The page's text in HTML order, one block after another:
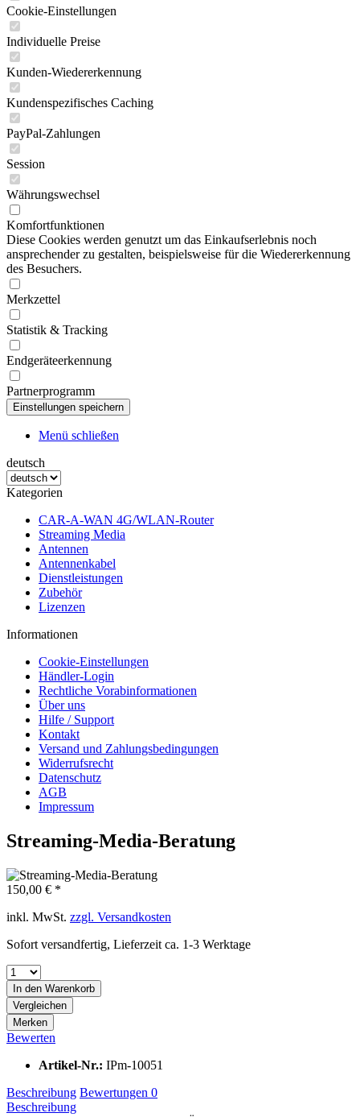
Cookie-Einstellungen
Individuelle Preise
Kunden-Wiedererkennung
Kundenspezifisches Caching
PayPal-Zahlungen
Session
Währungswechsel
Komfortfunktionen
Diese Cookies werden genutzt um das Einkaufserlebnis noch
ansprechender zu gestalten, beispielsweise für die Wiedererkennung
des Besuchers.
Merkzettel
Statistik & Tracking
Endgeräteerkennung
Partnerprogramm
Menü schließen
deutsch
Kategorien
CAR-A-WAN 4G/WLAN-Router
Streaming Media
Antennen
Antennenkabel
Dienstleistungen
Zubehör
Lizenzen
Informationen
Cookie-Einstellungen
Händler-Login
Rechtliche Vorabinformationen
Über uns
Hilfe / Support
Kontakt
Versand und Zahlungsbedingungen
Widerrufsrecht
Datenschutz
AGB
Impressum
Streaming-Media-Beratung
150,00 € *
inkl. MwSt. zzgl. Versandkosten
Sofort versandfertig, Lieferzeit ca. 1-3 Werktage
In den Warenkorb
Vergleichen
Merken
Bewerten
Artikel-Nr.: IPm-10051
Beschreibung Bewertungen 0
Beschreibung